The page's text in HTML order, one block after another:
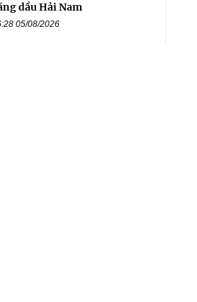
dầu Hải Nam
05/08/2026